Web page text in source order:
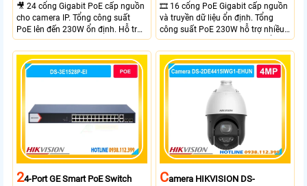
🎥 24 cổng Gigabit PoE cấp nguồn
cho camera IP. Tổng công suất
PoE lên đến 230W ổn định. Hỗ trợ
truyền PoE xa đến 300 mét. Băng
thông chuyển mạch đạt 68 Gbps
mạnh mẽ.
🎞 16 cổng PoE Gigabit cấp nguồn
và truyền dữ liệu ổn định. Tổng
công suất PoE 230W hỗ trợ nhiều
thiết bị cùng lúc. Tốc độ chuyển
mạch 68Gbps đảm bảo hiệu suất
cao ổn định. Hỗ trợ truyền PoE xa
lên đến 300m cho hệ thống
24-Port GE Smart PoE Switch
CAmera HIKVISION DS-